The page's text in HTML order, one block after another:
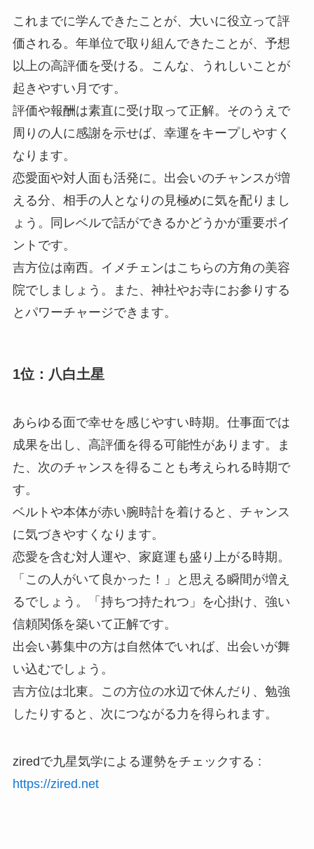
これまでに学んできたことが、大いに役立って評
価される。年単位で取り組んできたことが、予想
以上の高評価を受ける。こんな、うれしいことが
起きやすい月です。
評価や報酬は素直に受け取って正解。そのうえで
周りの人に感謝を示せば、幸運をキープしやすく
なります。
恋愛面や対人面も活発に。出会いのチャンスが増
える分、相手の人となりの見極めに気を配りまし
ょう。同レベルで話ができるかどうかが重要ポイ
ントです。
吉方位は南西。イメチェンはこちらの方角の美容
院でしましょう。また、神社やお寺にお参りする
とパワーチャージできます。
1位：八白土星
あらゆる面で幸せを感じやすい時期。仕事面では
成果を出し、高評価を得る可能性があります。ま
た、次のチャンスを得ることも考えられる時期で
す。
ベルトや本体が赤い腕時計を着けると、チャンス
に気づきやすくなります。
恋愛を含む対人運や、家庭運も盛り上がる時期。
「この人がいて良かった！」と思える瞬間が増え
るでしょう。「持ちつ持たれつ」を心掛け、強い
信頼関係を築いて正解です。
出会い募集中の方は自然体でいれば、出会いが舞
い込むでしょう。
吉方位は北東。この方位の水辺で休んだり、勉強
したりすると、次につながる力を得られます。
ziredで九星気学による運勢をチェックする :
https://zired.net